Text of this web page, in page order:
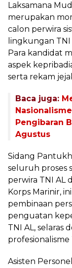
Laksamana
merupakan
calon perwira
lingkungan TNI
Para kandidat
aspek
serta rekam
Baca juga:
Pengibaran
Agustus
Sidang
seluruh proses
perwira TNI AL
Korps Marinir,
pembinaan
penguatan
TNI AL, selaras
Asisten